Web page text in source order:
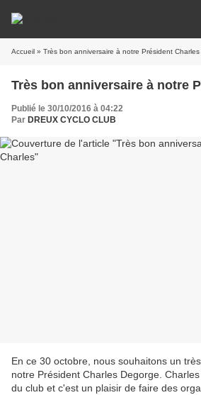
Accueil » Très bon anniversaire à notre Président Charles
Très bon anniversaire à notre
Publié le 30/10/2016 à 04:22
Par DREUX CYCLO CLUB
En ce 30 octobre, nous souhaitons un
notre Président Charles Degorge.
du club et c'est un plaisir de faire des